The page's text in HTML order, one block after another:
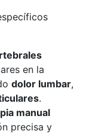
en la
dolor lumbar,
.
manual
precisa y